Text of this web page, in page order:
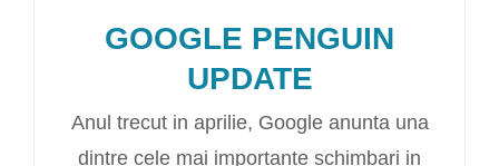
GOOGLE PENGUIN
UPDATE
Anul trecut in aprilie, Google anunta una
dintre cele mai importante schimbari in